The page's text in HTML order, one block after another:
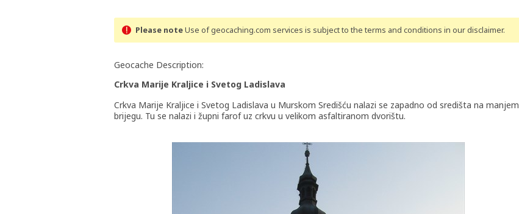
Please noteUse of geocaching.com services is subject to the terms and conditions in our disclaimer.
Geocache Description:
Crkva Marije Kraljice i Svetog Ladislava
Crkva Marije Kraljice i Svetog Ladislava u Murskom Središću nalazi se zapadno od središta na manjem
brijegu. Tu se nalazi i župni farof uz crkvu u velikom asfaltiranom dvorištu.